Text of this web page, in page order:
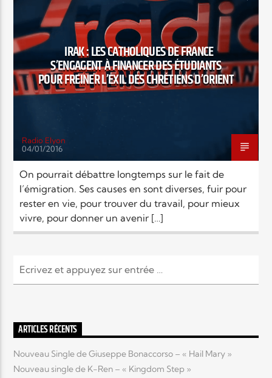
Elyon Live
Elyon Kids
IRAK : LES CATHOLIQUES DE FRANCE
S’ENGAGENT À FINANCER DES ÉTUDIANTS
POUR FREINER L’EXIL DES CHRÉTIENS D’ORIENT
Radio Elyon
04/01/2016
On pourrait débattre longtemps sur le fait de
l’émigration. Ses causes en sont diverses, fuir pour
rester en vie, pour trouver du travail, pour mieux
vivre, pour donner un avenir […]
ARTICLES RÉCENTS
Nouveau Single de Giuseppe Bonaccorso – « Hail Mary »
Nouveau single de K-Ren – « Kingdom Step »